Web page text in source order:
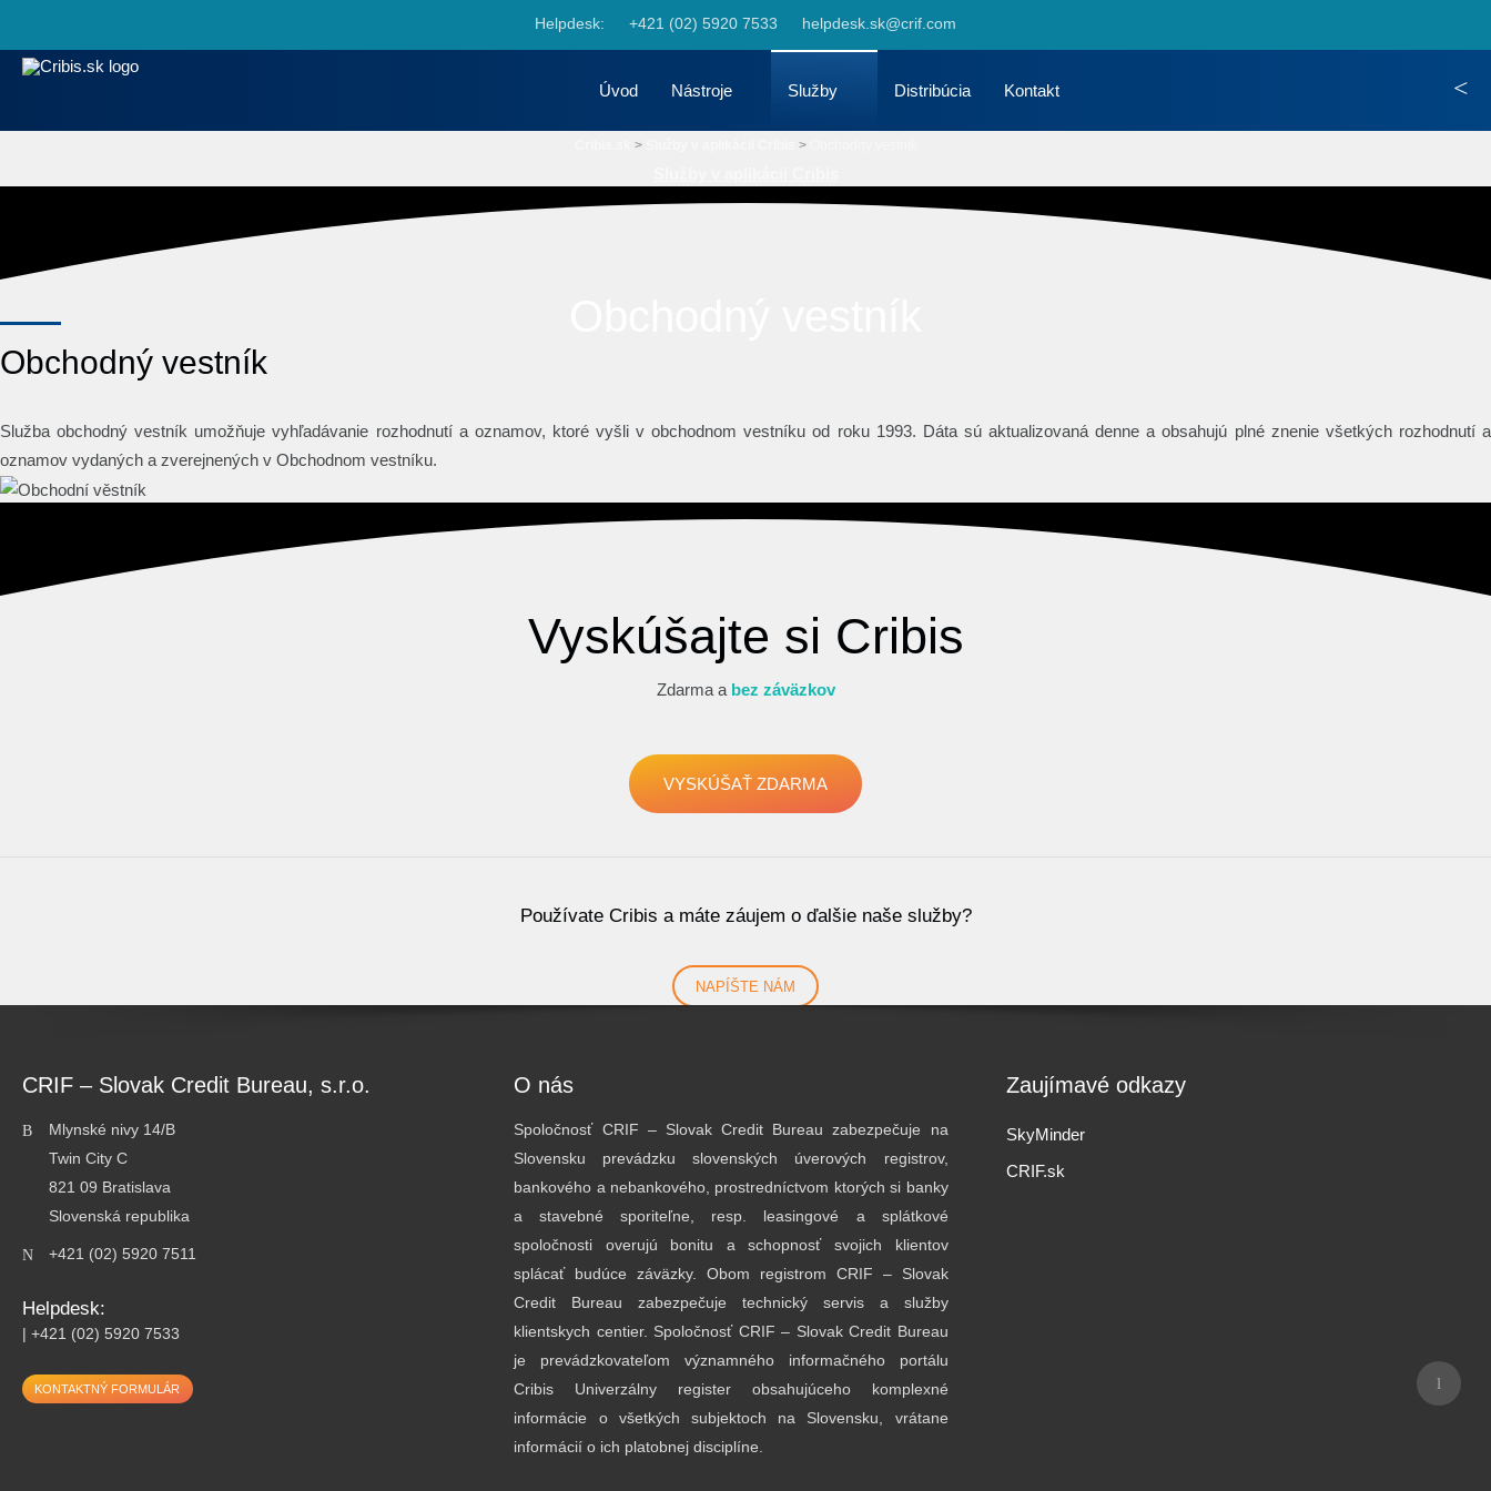
Helpdesk: +421 (02) 5920 7533 helpdesk.sk@crif.com
Skip to content
Úvod Nástroje Služby Distribúcia Kontakt
> >
Obchodný vestník
Služba obchodný vestník umožňuje vyhľadávanie rozhodnutí a oznamov, ktoré vyšli v obchodnom vestníku od roku 1993. Dáta sú aktualizovaná denne a obsahujú plné znenie všetkých rozhodnutí a
oznamov vydaných a zverejnených v Obchodnom vestníku.
Vyskúšajte si Cribis
Zdarma a bez záväzkov
VYSKÚŠAŤ ZDARMA
Používate Cribis a máte záujem o ďalšie naše služby?
NAPÍŠTE NÁM
CRIF – Slovak Credit Bureau, s.r.o.
Mlynské nivy 14/B
Twin City C
821 09 Bratislava
Slovenská republika
+421 (02) 5920 7511
Helpdesk:
Helpdesk:
| +421 (02) 5920 7533
KONTAKTNÝ FORMULÁR
O nás
Spoločnosť CRIF – Slovak Credit Bureau zabezpečuje na
Slovensku prevádzku slovenských úverových registrov,
bankového a nebankového, prostredníctvom ktorých si banky
a stavebné sporiteľne, resp. leasingové a splátkové
spoločnosti overujú bonitu a schopnosť svojich klientov
splácať budúce záväzky. Obom registrom CRIF – Slovak
Credit Bureau zabezpečuje technický servis a služby
klientskych centier. Spoločnosť CRIF – Slovak Credit Bureau
je prevádzkovateľom významného informačného portálu
Cribis Univerzálny register obsahujúceho komplexné
informácie o všetkých subjektoch na Slovensku, vrátane
informácií o ich platobnej disciplíne.
Zaujímavé odkazy
SkyMinder
CRIF.sk